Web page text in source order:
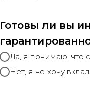
Готовы ли вы
Да, я понимаю, что
Нет, я не хочу